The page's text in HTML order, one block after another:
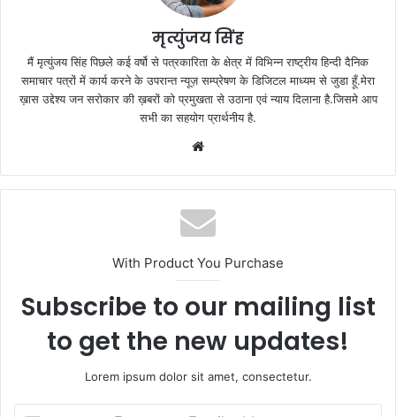
मृत्युंजय सिंह
मैं मृत्युंजय सिंह पिछले कई वर्षो से पत्रकारिता के क्षेत्र में विभिन्न राष्ट्रीय हिन्दी दैनिक
समाचार पत्रों में कार्य करने के उपरान्त न्यूज़ सम्प्रेषण के डिजिटल माध्यम से जुडा हूँ.मेरा
ख़ास उद्देश्य जन सरोकार की ख़बरों को प्रमुखता से उठाना एवं न्याय दिलाना है.जिसमे आप
सभी का सहयोग प्रार्थनीय है.
With Product You Purchase
Subscribe to our mailing list
to get the new updates!
Lorem ipsum dolor sit amet, consectetur.